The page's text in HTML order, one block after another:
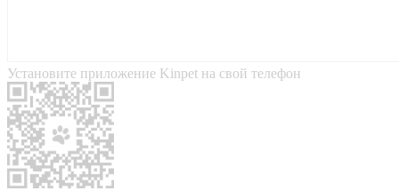
Установите приложение Kinpet на свой телефон